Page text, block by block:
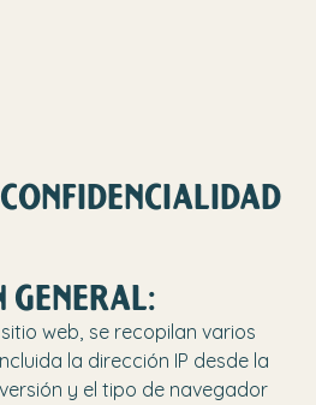
GENERAL:
web, se recopilan varios
la dirección IP desde la
y el tipo de navegador